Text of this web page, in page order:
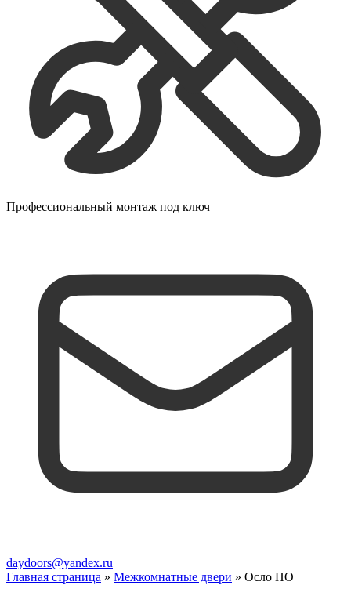
Профессиональный монтаж под ключ
daydoors@yandex.ru
Главная страница » Межкомнатные двери » Осло ПО